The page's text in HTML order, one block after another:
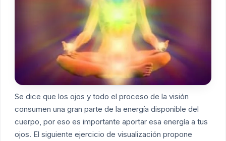
Se dice que los ojos y todo el proceso de la visión
consumen una gran parte de la energía disponible del
cuerpo, por eso es importante aportar esa energía a tus
ojos. El siguiente ejercicio de visualización propone